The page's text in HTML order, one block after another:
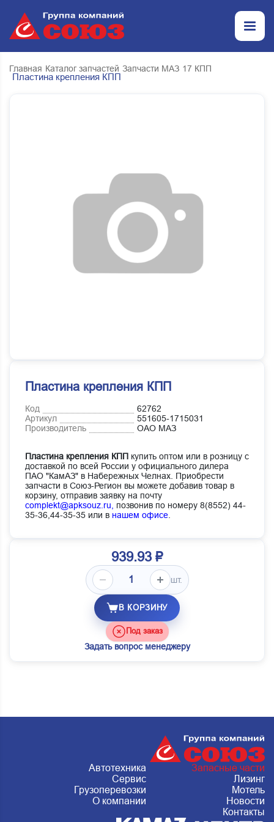
Главная Каталог запчастей Запчасти МАЗ 17 КПП
Пластина крепления КПП
Пластина крепления КПП
Код
62762
Артикул
551605-1715031
Производитель
ОАО МАЗ
Пластина крепления КПП купить оптом или в розницу с
доставкой по всей России у официального дилера
ПАО "КамАЗ" в Набережных Челнах. Приобрести
запчасти в Союз-Регион вы можете добавив товар в
корзину, отправив заявку на почту
complekt@apksouz.ru,
позвонив по номеру 8(8552) 44-
35-36,44-35-35 или в нашем офисе
939.93 ₽
шт.
В КОРЗИНУ
Под заказ
Задать вопрос менеджеру
Автотехника
Запасные части
Сервис
Лизинг
Грузоперевозки
Мотель
О компании
Новости
Контакты